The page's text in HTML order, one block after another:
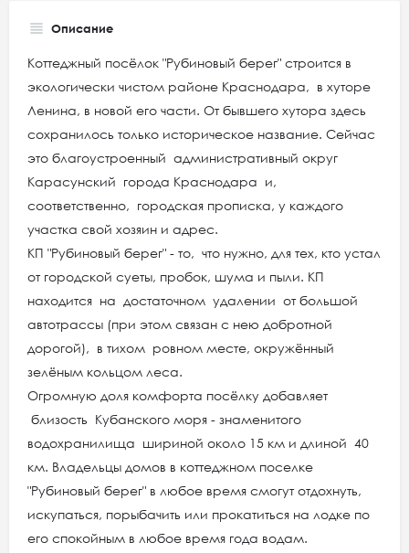
Описание
Коттеджный посёлок "Рубиновый берег" строится в
экологически чистом районе Краснодара, в хуторе
Ленина, в новой его части. От бывшего хутора здесь
сохранилось только историческое название. Сейчас
это благоустроенный административный округ
Карасунский города Краснодара и,
соответственно, городская прописка, у каждого
участка свой хозяин и адрес.
КП "Рубиновый берег" - то, что нужно, для тех, кто устал
от городской суеты, пробок, шума и пыли. КП
находится на достаточном удалении от большой
автотрассы (при этом связан с нею добротной
дорогой), в тихом ровном месте, окружённый
зелёным кольцом леса.
Огромную доля комфорта посёлку добавляет
близость Кубанского моря - знаменитого
водохранилища шириной около 15 км и длиной 40
км. Владельцы домов в коттеджном поселке
"Рубиновый берег" в любое время смогут отдохнуть,
искупаться, порыбачить или прокатиться на лодке по
его спокойным в любое время года водам.